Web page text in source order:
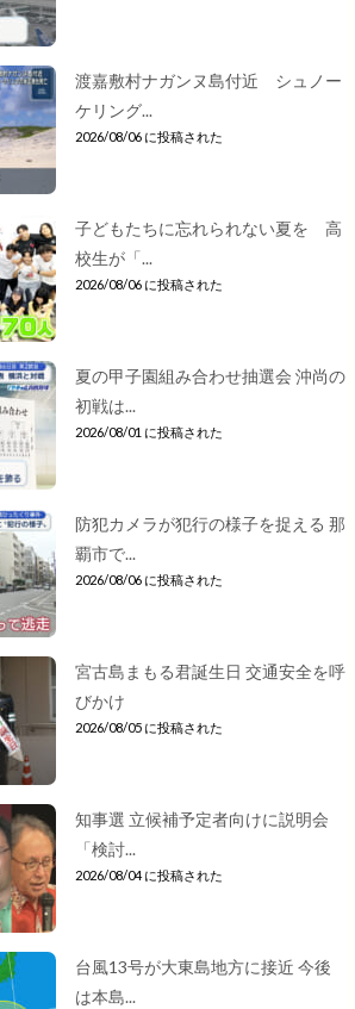
渡嘉敷村ナガンヌ島付近 シュノー
ケリング...
2026/08/06 に投稿された
子どもたちに忘れられない夏を 高
校生が「...
2026/08/06 に投稿された
夏の甲子園組み合わせ抽選会 沖尚の
初戦は...
2026/08/01 に投稿された
防犯カメラが犯行の様子を捉える 那
覇市で...
2026/08/06 に投稿された
宮古島まもる君誕生日 交通安全を呼
びかけ
2026/08/05 に投稿された
知事選 立候補予定者向けに説明会
「検討...
2026/08/04 に投稿された
台風13号が大東島地方に接近 今後
は本島...